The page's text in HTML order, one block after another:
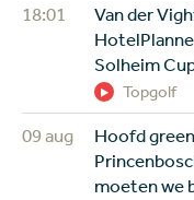
18:01
Van der
Solheim
Topgolf
09 aug
Hoofd
moeten we